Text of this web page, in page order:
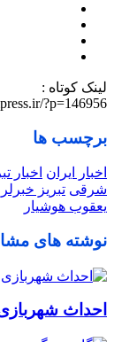
لینک کوتاه :
?p=146956
برچسب ها
اخبار ایران اخبار
شرقی تبریز
یعقوب هوشیار
نوشته های
احداث